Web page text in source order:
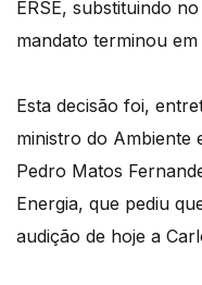
ERSE, substituindo
mandato terminou em
Esta decisão foi,
ministro do Ambiente
Pedro Matos
Energia, que pediu
audição de hoje a